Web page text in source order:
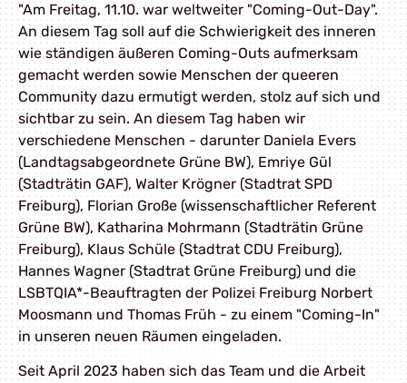
"Am Freitag, 11.10. war weltweiter "Coming-Out-Day".
An diesem Tag soll auf die Schwierigkeit des inneren
wie ständigen äußeren Coming-Outs aufmerksam
gemacht werden sowie Menschen der queeren
Community dazu ermutigt werden, stolz auf sich und
sichtbar zu sein. An diesem Tag haben wir
verschiedene Menschen - darunter Daniela Evers
(Landtagsabgeordnete Grüne BW), Emriye Gül
(Stadträtin GAF), Walter Krögner (Stadtrat SPD
Freiburg), Florian Große (wissenschaftlicher Referent
Grüne BW), Katharina Mohrmann (Stadträtin Grüne
Freiburg), Klaus Schüle (Stadtrat CDU Freiburg),
Hannes Wagner (Stadtrat Grüne Freiburg) und die
LSBTQIA*-Beauftragten der Polizei Freiburg Norbert
Moosmann und Thomas Früh - zu einem "Coming-In"
in unseren neuen Räumen eingeladen.
Seit April 2023 haben sich das Team und die Arbeit